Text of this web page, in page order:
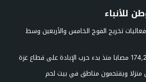
للأنباء
تخريج الفوج الخامس والأربعين وسط
ويقتحمون مناطق في بيت لحم